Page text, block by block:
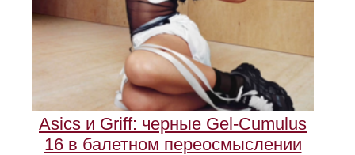
Asics и Griff: черные Gel‑Cumulus
16 в балетном переосмыслении